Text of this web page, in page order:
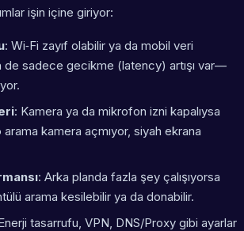
işin içine giriyor:
: Wi‑Fi zayıf olabilir ya da mobil veri
de sadece gecikme (latency) artışı var—
: Kamera ya da mikrofon izni kapalıysa
kamera açmıyor, siyah ekrana
: Arka planda fazla şey çalışıyorsa
arama kesilebilir ya da donabilir.
tasarrufu, VPN, DNS/Proxy gibi ayarlar